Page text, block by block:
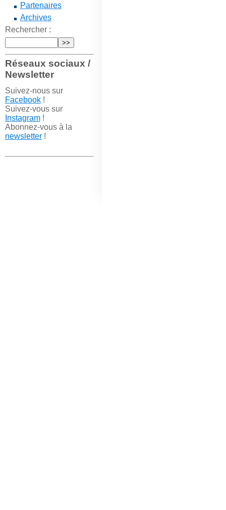
Partenaires
Archives
Rechercher :
Réseaux sociaux /
Newsletter
Suivez-nous sur
Facebook!
Suivez-vous sur
Instagram!
Abonnez-vous à la
newsletter!